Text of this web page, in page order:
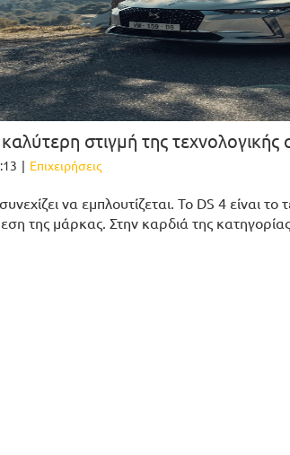
στιγμή της
| Επιχειρήσεις
να εμπλουτίζεται. Το DS 4 είναι
της μάρκας. Στην καρδιά της